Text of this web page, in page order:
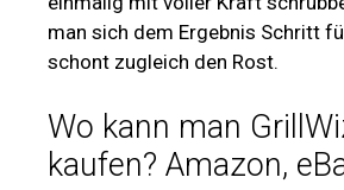
man sich dem Ergebnis Schritt
schont zugleich den Rost.
Wo kann man
kaufen? Amazon,